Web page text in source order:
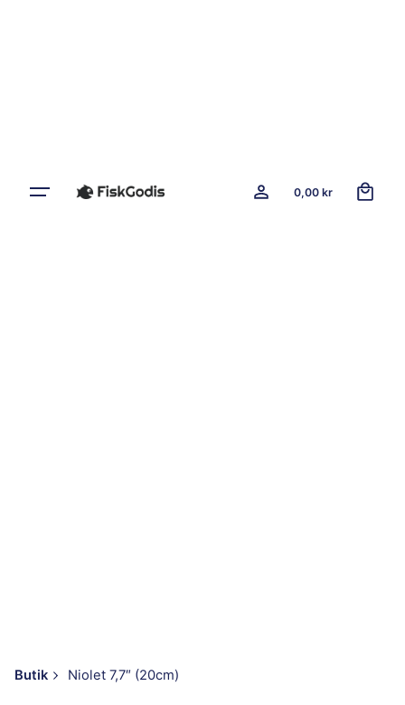
0,00 kr
Butik Niolet 7,7″ (20cm)